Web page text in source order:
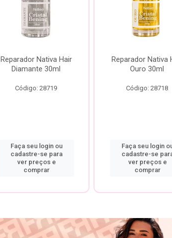
Reparador Nativa Hair
Diamante 30ml
Código: 28719
Faça seu login ou
cadastre-se para
ver preços e
comprar
Reparador Nativa
Ouro 30ml
Código: 28718
Faça seu login
cadastre-se
ver preços e
comprar